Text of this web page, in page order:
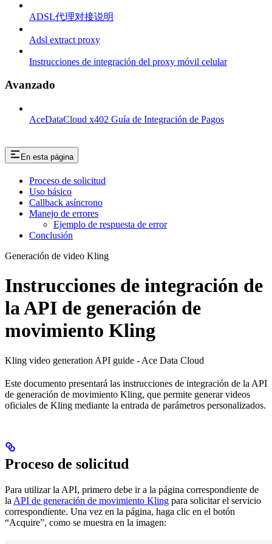
ADSL代理对接说明
Adsl extract proxy
Instrucciones de integración del proxy móvil celular
Avanzado
AceDataCloud x402 Guía de Integración de Pagos
En esta página
Proceso de solicitud
Uso básico
Callback asíncrono
Manejo de errores
Ejemplo de respuesta de error
Conclusión
Generación de video Kling
Instrucciones de integración de
la API de generación de
movimiento Kling
Kling video generation API guide - Ace Data Cloud
Este documento presentará las instrucciones de integración de la API
de generación de movimiento Kling, que permite generar videos
oficiales de Kling mediante la entrada de parámetros personalizados.
Proceso de solicitud
Para utilizar la API, primero debe ir a la página correspondiente de
la API de generación de movimiento Kling para solicitar el servicio
correspondiente. Una vez en la página, haga clic en el botón
“Acquire”, como se muestra en la imagen: